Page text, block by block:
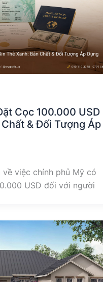
Cọc 100.000 USD
& Đối Tượng Áp
việc chính phủ Mỹ có
USD đối với người